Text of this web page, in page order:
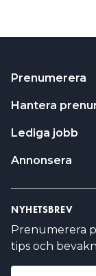
Prenumerera
Hantera
Lediga jobb
Annonsera
NYHETSBREV
Prenumerera
tips och